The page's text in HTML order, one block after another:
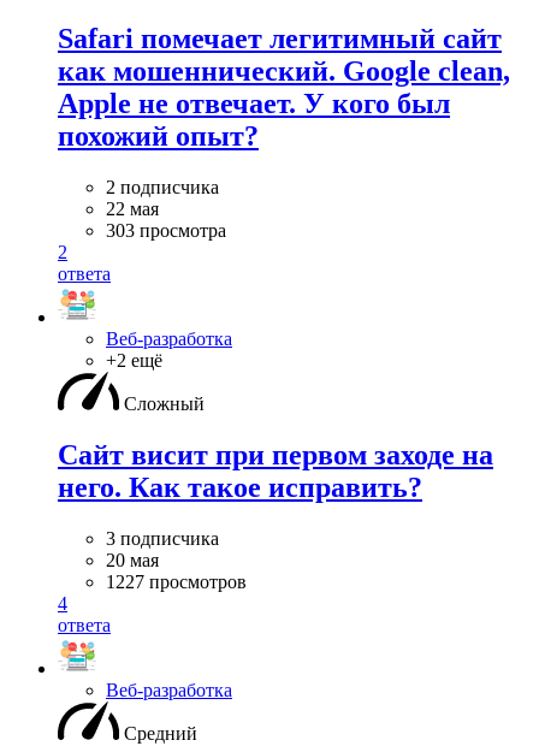
Safari помечает легитимный сайт
как мошеннический. Google clean,
Apple не отвечает. У кого был
похожий опыт?
2 подписчика
22 мая
303 просмотра
2
ответа
Веб-разработка
+2 ещё
Сложный
Сайт висит при первом заходе на
него. Как такое исправить?
3 подписчика
20 мая
1227 просмотров
4
ответа
Веб-разработка
Средний